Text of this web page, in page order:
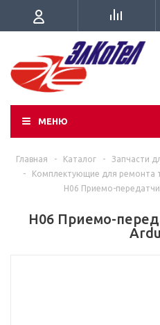
МЕНЮ
Главная - Каталог -
Запчасти
-
Комплектующие для ремонта
H06 Приемо-
H06 Приемо-